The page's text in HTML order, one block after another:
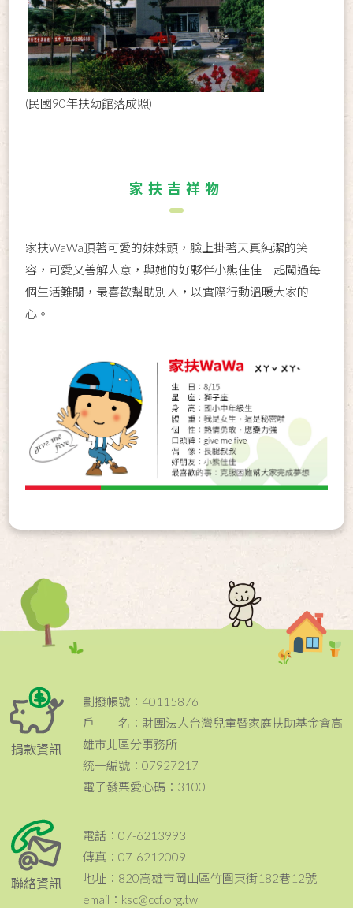
(民國90年扶幼館落成照)
家扶吉祥物
家扶WaWa頂著可愛的妹妹頭，臉上掛著天真純潔的笑
容，可愛又善解人意，與她的好夥伴小熊佳佳一起闖過每
個生活難關，最喜歡幫助別人，以實際行動溫暖大家的
心。
捐款資訊
劃撥帳號：40115876
戶 名：財團法人台灣兒童暨家庭扶助基金會高
雄市北區分事務所
統一編號：07927217
電子發票愛心碼：3100
聯絡資訊
電話：07-6213993
傳真：07-6212009
地址：820高雄市岡山區竹圍東街182巷12號
email：ksc@ccf.org.tw